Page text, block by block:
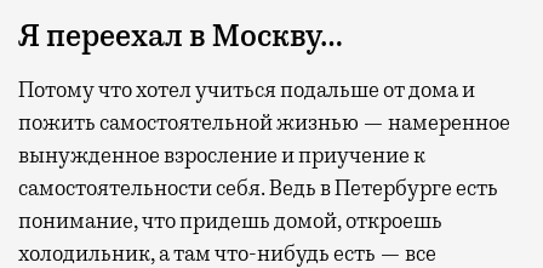
Я переехал в Москву…
Потому что хотел учиться подальше от дома и
пожить самостоятельной жизнью — намеренное
вынужденное взросление и приучение к
самостоятельности себя. Ведь в Петербурге есть
понимание, что придешь домой, откроешь
холодильник, а там что-нибудь есть — все